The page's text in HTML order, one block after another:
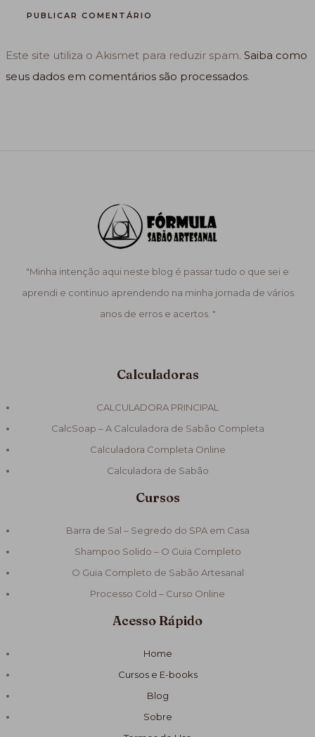
Este site utiliza o Akismet para reduzir spam.Saiba como
seus dados em comentários são processados.
"Minha intenção aqui neste blog é passar tudo o que sei e
aprendi e continuo aprendendo na minha jornada de vários
anos de erros e acertos. "
Calculadoras
CALCULADORA PRINCIPAL
CalcSoap – A Calculadora de Sabão Completa
Calculadora Completa Online
Calculadora de Sabão
Cursos
Barra de Sal – Segredo do SPA em Casa
Shampoo Solido – O Guia Completo
O Guia Completo de Sabão Artesanal
Processo Cold – Curso Online
Acesso Rápido
Home
Cursos e E-books
Blog
Sobre